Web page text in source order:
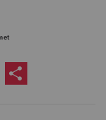
Pinterest